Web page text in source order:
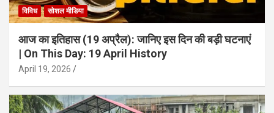
विविध सोशल मीडिया
आज का इतिहास (19 अप्रैल): जानिए इस दिन की बड़ी घटनाएं
| On This Day: 19 April History
April 19, 2026